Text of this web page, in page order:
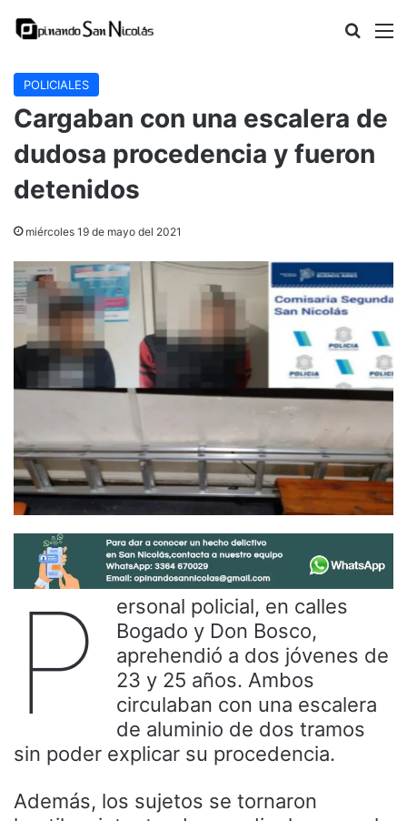
Buscar
POLICIALES
Cargaban con una escalera de
dudosa procedencia y fueron
detenidos
miércoles 19 de mayo del 2021
P
ersonal policial, en calles
Bogado y Don Bosco,
aprehendió a dos jóvenes de
23 y 25 años. Ambos
circulaban con una escalera
de aluminio de dos tramos
sin poder explicar su procedencia.
Además, los sujetos se tornaron